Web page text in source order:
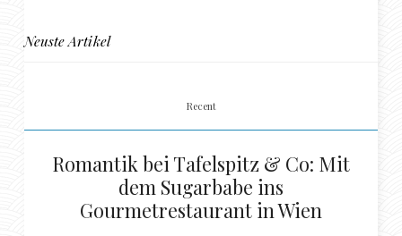
Neuste Artikel
Recent
Romantik bei Tafelspitz & Co: Mit
dem Sugarbabe ins
Gourmetrestaurant in Wien